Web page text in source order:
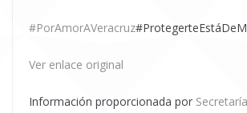
#PorAmorAVeracruz
Ver enlace original
Información proporcionada por